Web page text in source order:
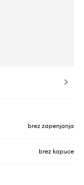
brez zapenjanja
brez kapuce